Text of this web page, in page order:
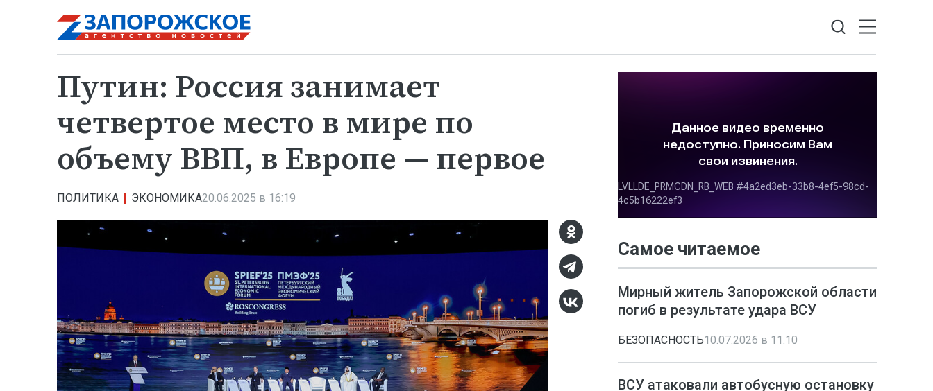
Путин: Россия занимает
четвертое место в мире по
объему ВВП, в Европе — первое
ПОЛИТИКА ЭКОНОМИКА20.06.2025 в 16:19
Самое читаемое
Мирный житель Запорожской области
погиб в результате удара ВСУ
БЕЗОПАСНОСТЬ10.07.2026 в 11:10
ВСУ атаковали автобусную остановку